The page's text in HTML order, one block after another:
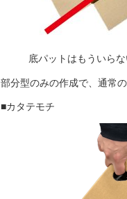
底パット
部分型のみの作成で、通常
■カタテモチ